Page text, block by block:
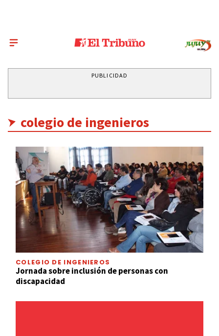
PUBLICIDAD
colegio de ingenieros
COLEGIO DE INGENIEROS
Jornada sobre inclusión de personas con
discapacidad